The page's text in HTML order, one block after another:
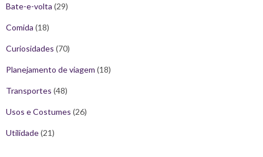
Bate-e-volta (29)
Comida (18)
Curiosidades (70)
Planejamento de viagem (18)
Transportes (48)
Usos e Costumes (26)
Utilidade(21)